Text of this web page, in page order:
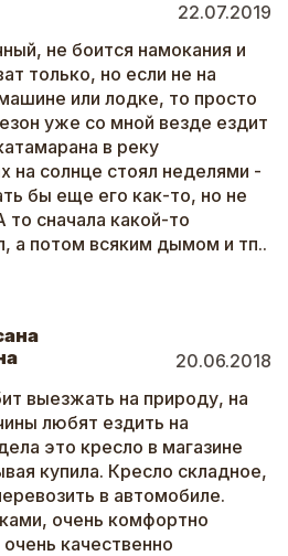
22.07.2019
не боится намокания и
только, но если не на
или лодке, то просто
уже со мной везде ездит
в реку
на солнце стоял неделями -
бы еще его как-то, но не
то сначала какой-то
а потом всяким дымом и тп..
20.06.2018
выезжать на природу, на
любят ездить на
это кресло в магазине
купила. Кресло складное,
в автомобиле.
очень комфортно
качественно